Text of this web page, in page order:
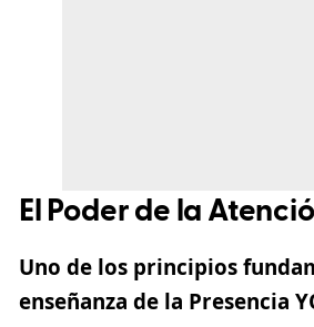
El Poder de la
Uno de los principios
enseñanza de la Presencia